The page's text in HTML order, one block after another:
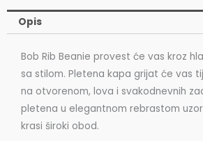
količina
Opis
Bob Rib Beanie provest će vas kroz
sa stilom. Pletena kapa grijat će vas
na otvorenom, lova i svakodnevnih
pletena u elegantnom rebrastom
krasi široki obod.